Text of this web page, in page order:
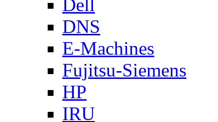
Dell
DNS
E-Machines
Fujitsu-Siemens
HP
IRU